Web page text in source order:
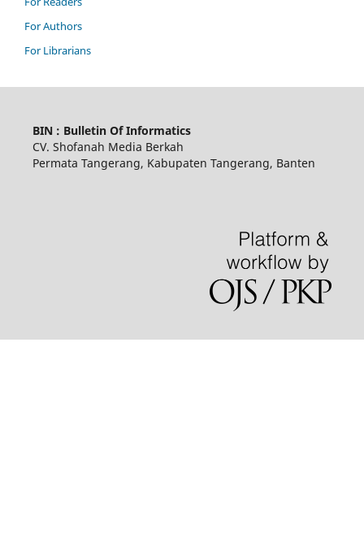
For Authors
For Librarians
BIN : Bulletin Of Informatics
CV. Shofanah Media Berkah
Permata Tangerang, Kabupaten Tangerang, Banten